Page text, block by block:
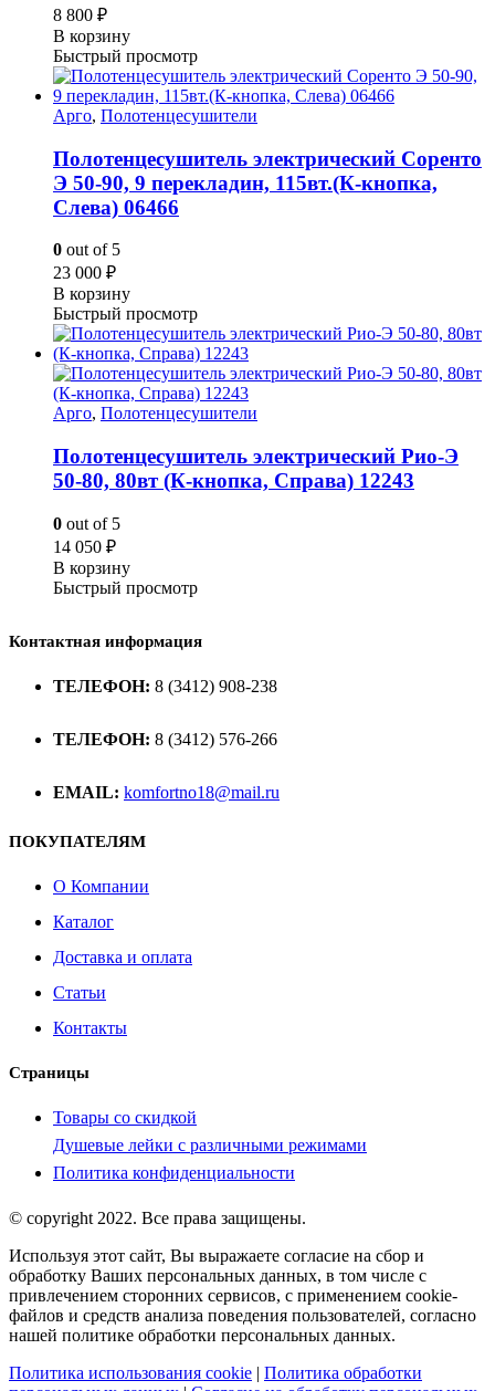
8 800 ₽
В корзину
Быстрый просмотр
Арго, Полотенцесушители
Полотенцесушитель электрический Соренто
Э 50-90, 9 перекладин, 115вт.(К-кнопка,
Слева) 06466
0 out of 5
23 000 ₽
В корзину
Быстрый просмотр
Арго, Полотенцесушители
Полотенцесушитель электрический Рио-Э
50-80, 80вт (К-кнопка, Справа) 12243
0 out of 5
14 050 ₽
В корзину
Быстрый просмотр
Контактная информация
ТЕЛЕФОН: 8 (3412) 908-238
ТЕЛЕФОН: 8 (3412) 576-266
EMAIL: komfortno18@mail.ru
ПОКУПАТЕЛЯМ
О Компании
Каталог
Доставка и оплата
Статьи
Контакты
Страницы
Товары со скидкой
Душевые лейки с различными режимами
Политика конфиденциальности
© copyright 2022. Все права защищены.
Используя этот сайт, Вы выражаете согласие на сбор и
обработку Ваших персональных данных, в том числе с
привлечением сторонних сервисов, с применением cookie-
файлов и средств анализа поведения пользователей, согласно
нашей политике обработки персональных данных.
Политика использования cookie | Политика обработки